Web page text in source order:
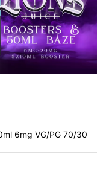
6mg VG/PG 70/30